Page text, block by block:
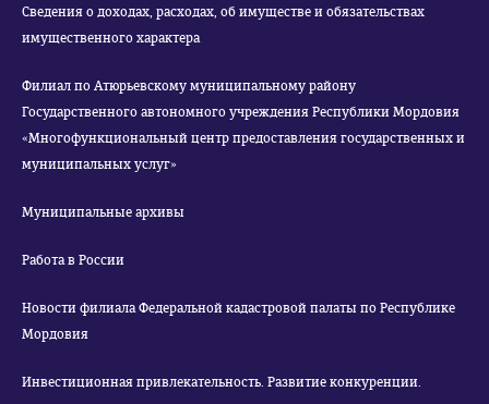
Сведения о доходах, расходах, об имуществе и обязательствах
имущественного характера
Филиал по Атюрьевскому муниципальному району
Государственного автономного учреждения Республики Мордовия
«Многофункциональный центр предоставления государственных и
муниципальных услуг»
Муниципальные архивы
Работа в России
Новости филиала Федеральной кадастровой палаты по Республике
Мордовия
Инвестиционная привлекательность. Развитие конкуренции.